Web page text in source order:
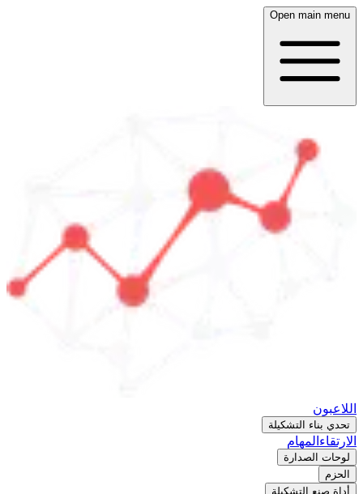
Open main menu
اللاعبون
تحدي بناء التشكيلة
الارتقاء المهام
لوحات الصدارة
الحزم
أداة صنع التشكيلة